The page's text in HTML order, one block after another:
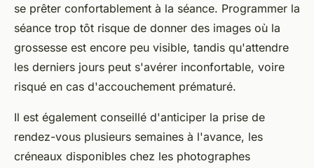
se prêter confortablement à la séance. Programmer la
séance trop tôt risque de donner des images où la
grossesse est encore peu visible, tandis qu'attendre
les derniers jours peut s'avérer inconfortable, voire
risqué en cas d'accouchement prématuré.
Il est également conseillé d'anticiper la prise de
rendez-vous plusieurs semaines à l'avance, les
créneaux disponibles chez les photographes